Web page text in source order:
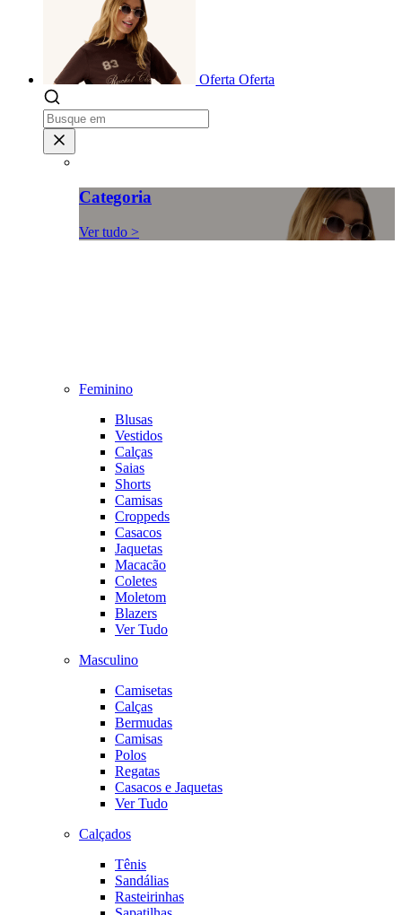
Oferta Oferta
Categoria
Ver tudo >
Feminino
Blusas
Vestidos
Calças
Saias
Shorts
Camisas
Croppeds
Casacos
Jaquetas
Macacão
Coletes
Moletom
Blazers
Ver Tudo
Masculino
Camisetas
Calças
Bermudas
Camisas
Polos
Regatas
Casacos e Jaquetas
Ver Tudo
Calçados
Tênis
Sandálias
Rasteirinhas